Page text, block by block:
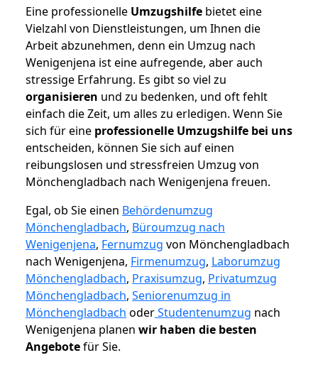
Eine professionelle Umzugshilfe bietet eine
Vielzahl von Dienstleistungen, um Ihnen die
Arbeit abzunehmen, denn ein Umzug nach
Wenigenjena ist eine aufregende, aber auch
stressige Erfahrung. Es gibt so viel zu
organisieren und zu bedenken, und oft fehlt
einfach die Zeit, um alles zu erledigen. Wenn Sie
sich für eine professionelle Umzugshilfe bei uns
entscheiden, können Sie sich auf einen
reibungslosen und stressfreien Umzug von
Mönchengladbach nach Wenigenjena freuen.
Egal, ob Sie einen Behördenumzug
Mönchengladbach, Büroumzug nach
Wenigenjena, Fernumzug von Mönchengladbach
nach Wenigenjena, Firmenumzug, Laborumzug
Mönchengladbach, Praxisumzug, Privatumzug
Mönchengladbach, Seniorenumzug in
Mönchengladbach oderStudentenumzug nach
Wenigenjena planen wir haben die besten
Angebotefür Sie.